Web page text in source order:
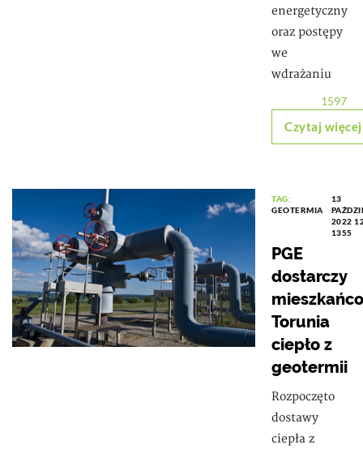
energetyczny
oraz postępy
we
wdrażaniu
1597
Czytaj więcej
TAG:
GEOTERMIA
13
2022
1355
PGE
dostarczy
Torunia
ciepło z
geotermii
Rozpoczęto
dostawy
ciepła z